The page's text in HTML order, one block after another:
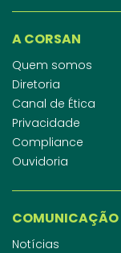
A CORSAN
Quem somos
Diretoria
Canal de Ética
Privacidade
Compliance
Ouvidoria
COMUNICAÇÃO
Notícias